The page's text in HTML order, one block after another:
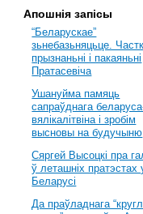
Апошнія запісы
“Беларускае”
зьнебазьняцьце.
прызнаньні і пакаяньні
Пратасевіча
Ушануйма памяць
сапраўднага
вялікалітвіна і зробім
высновы на будучыню
Сяргей Высоцкі пра
ў леташніх пратэстах
Беларусі
Да праўладнага